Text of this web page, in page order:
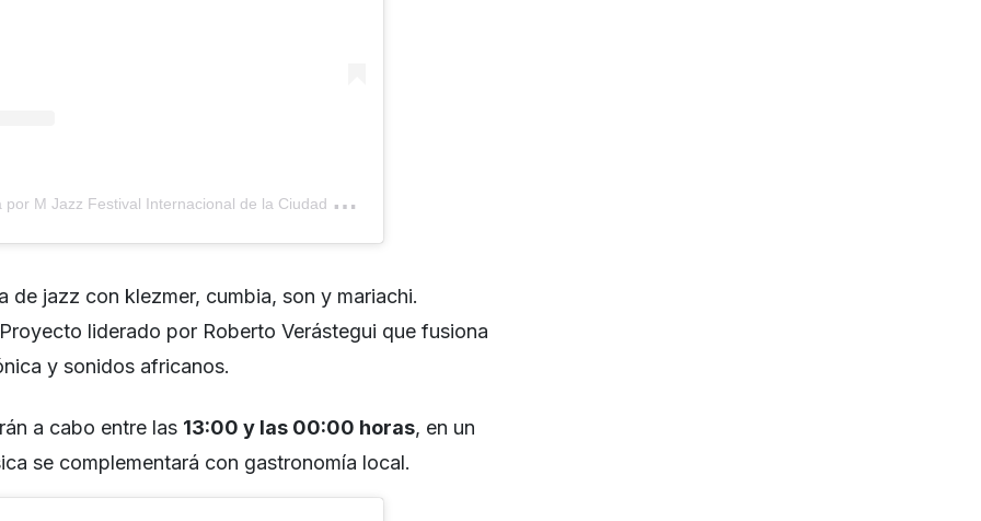
U
na publicación compartida por M Jazz Festival Internacional de la Ciudad de México (@mjazz.cdmx)
de jazz con klezmer, cumbia, son y mariachi.
liderado por Roberto Verástegui que fusiona
y sonidos africanos.
a cabo entre las 13:00 y las 00:00 horas, en un
se complementará con gastronomía local.